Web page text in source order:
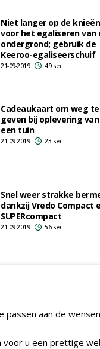
Niet langer op de knieën
voor het egaliseren van
ondergrond; gebruik de
Keeroo-egaliseerschuif
21-09-2019 49 sec
Cadeaukaart om weg te
geven bij oplevering van
een tuin
21-09-2019 23 sec
Snel weer strakke
dankzij Vredo Compact
SUPERcompact
21-09-2019 56 sec
Demodag Hoveniers
aan de
u een prettige